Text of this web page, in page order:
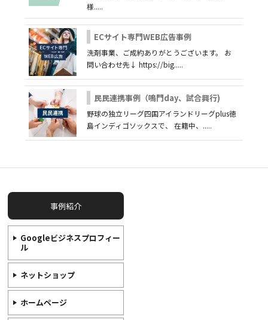
様.....
ECサイト専門WEB広告事例
洗剤事業、ご成約ありがとうございます。 お
問い合わせ先↓ https://big.....
民民連携事例（鳴門day、試合興行)
野球の独立リーグ四国アイランドリーグplus徳
島インディゴソックスで、 在籍中、.....
事例紹介
Googleビジネスプロフィー
ル
ネットショップ
ホームページ